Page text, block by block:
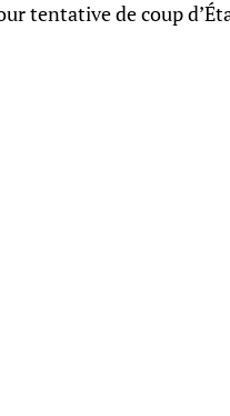
tentative de coup